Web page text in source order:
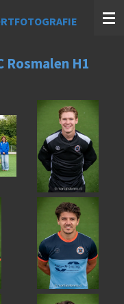
Rosmalen H1